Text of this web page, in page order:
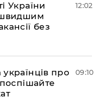
України
без
12:02
про
09:10